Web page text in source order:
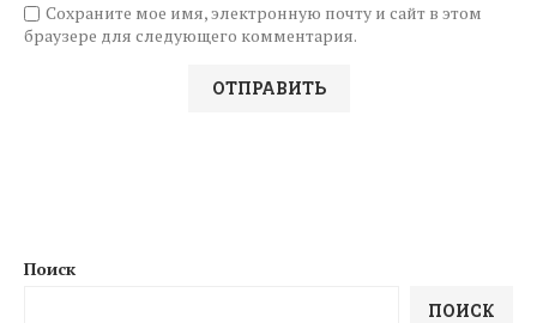
Сохраните мое имя, электронную почту и сайт в этом
браузере для следующего комментария.
Поиск
ПОИСК